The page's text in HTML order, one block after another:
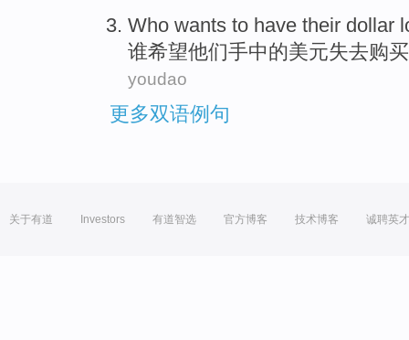
Who wants to have their dollar
谁希望他们手中的美元失去购
youdao
更多双语例句
关于有道 Investors 有道智选 官方博客 技术博客 诚聘英才